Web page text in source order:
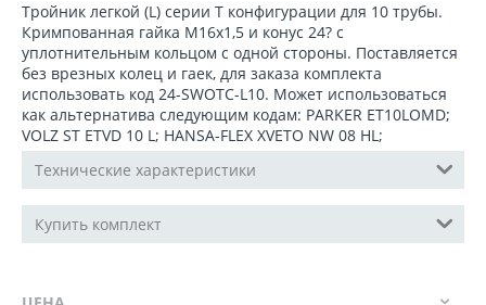
Тройник легкой (L) серии T конфигурации для 10 трубы.
Кримпованная гайка М16x1,5 и конус 24? с
уплотнительным кольцом с одной стороны. Поставляется
без врезных колец и гаек, для заказа комплекта
использовать код 24-SWOTC-L10. Может использоваться
как альтернатива следующим кодам: PARKER ET10LOMD;
VOLZ ST ETVD 10 L; HANSA-FLEX XVETO NW 08 HL;
Технические характеристики
Купить комплект